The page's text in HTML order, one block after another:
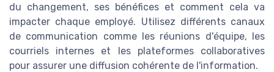
du changement, ses bénéfices et comment cela va
impacter chaque employé. Utilisez différents canaux
de communication comme les réunions d'équipe, les
courriels internes et les plateformes collaboratives
pour assurer une diffusion cohérente de l'information.